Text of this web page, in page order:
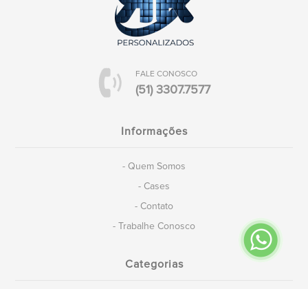
FALE CONOSCO
(51) 3307.7577
Informações
- Quem Somos
- Cases
- Contato
- Trabalhe Conosco
Categorias